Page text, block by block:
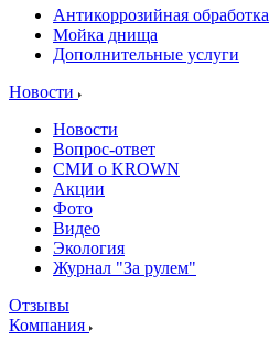
Антикоррозийная обработка
Мойка днища
Дополнительные услуги
Новости
Новости
Вопрос-ответ
СМИ о KROWN
Акции
Фото
Видео
Экология
Журнал "За рулем"
Отзывы
Компания